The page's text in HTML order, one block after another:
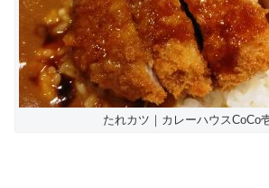
たれカツ｜カレーハウスCoCo